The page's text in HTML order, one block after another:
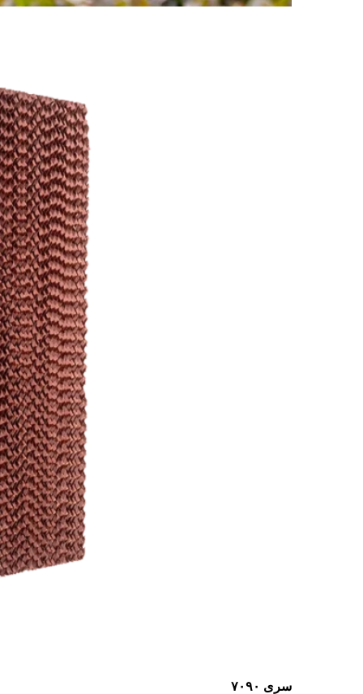
سری ۷۰۹۰